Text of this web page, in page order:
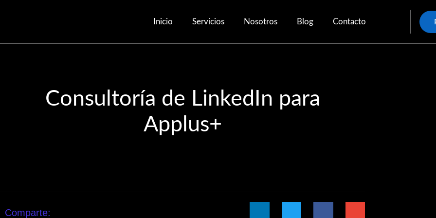
Inicio Servicios Nosotros Blog Contacto
Consultoría de LinkedIn para
Applus+
Comparte: